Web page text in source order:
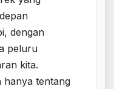
dengan
peluru
kita.
hanya tentang